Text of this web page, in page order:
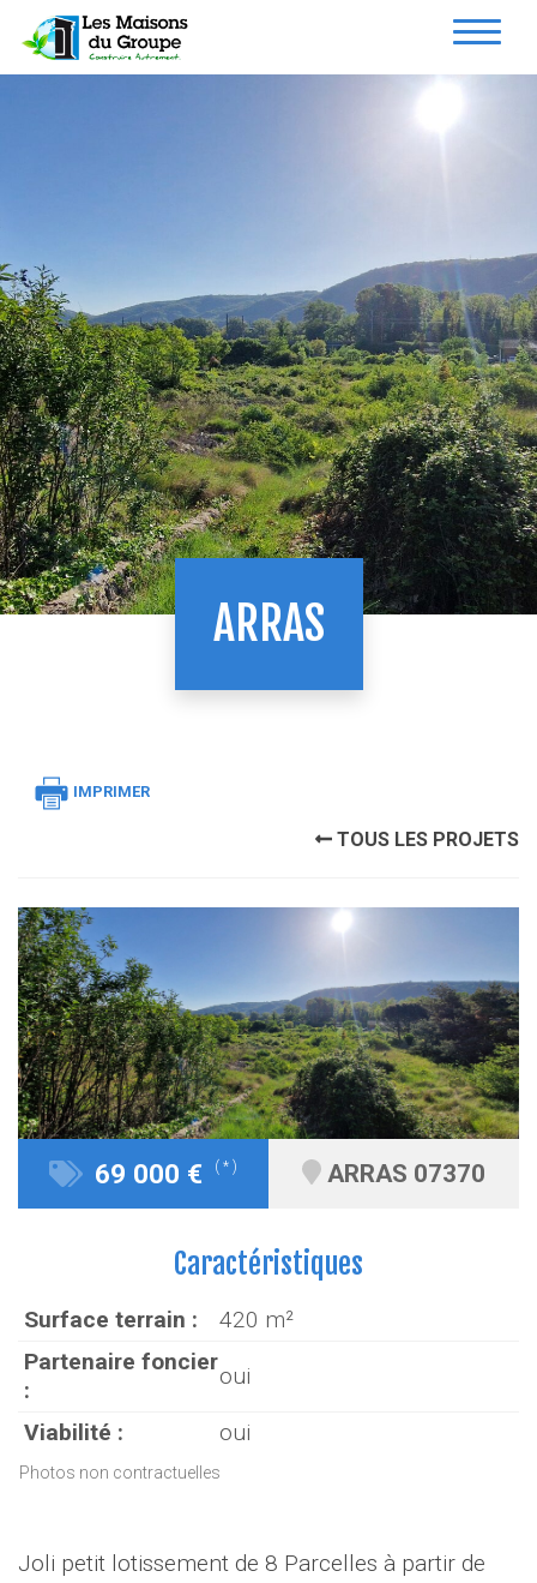
ARRAS
IMPRIMER
TOUS LES PROJETS
69 000 € ( * ) ARRAS 07370
Caractéristiques
Surface terrain :
420 m²
Partenaire foncier
:
oui
Viabilité : oui
Photos non contractuelles
Joli petit lotissement de 8 Parcelles à partir de